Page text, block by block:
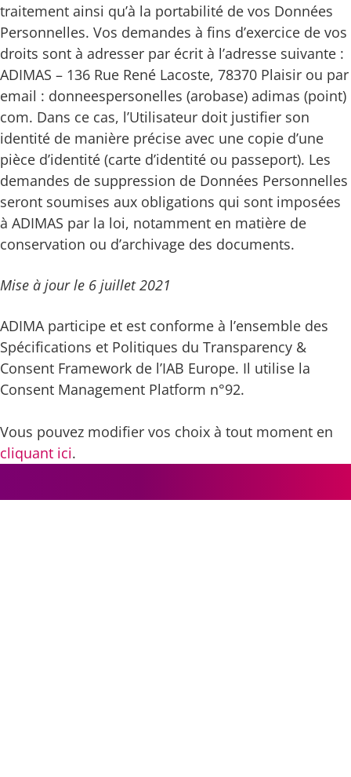
traitement ainsi qu’à la portabilité de vos Données
Personnelles. Vos demandes à fins d’exercice de vos
droits sont à adresser par écrit à l’adresse suivante :
ADIMAS – 136 Rue René Lacoste, 78370 Plaisir ou par
email : donneespersonelles (arobase) adimas (point)
com. Dans ce cas, l’Utilisateur doit justifier son
identité de manière précise avec une copie d’une
pièce d’identité (carte d’identité ou passeport). Les
demandes de suppression de Données Personnelles
seront soumises aux obligations qui sont imposées
à ADIMAS par la loi, notamment en matière de
conservation ou d’archivage des documents.
Mise à jour le 6 juillet 2021
ADIMA participe et est conforme à l’ensemble des
Spécifications et Politiques du Transparency &
Consent Framework de l’IAB Europe. Il utilise la
Consent Management Platform n°92.
Vous pouvez modifier vos choix à tout moment en
cliquant ici.